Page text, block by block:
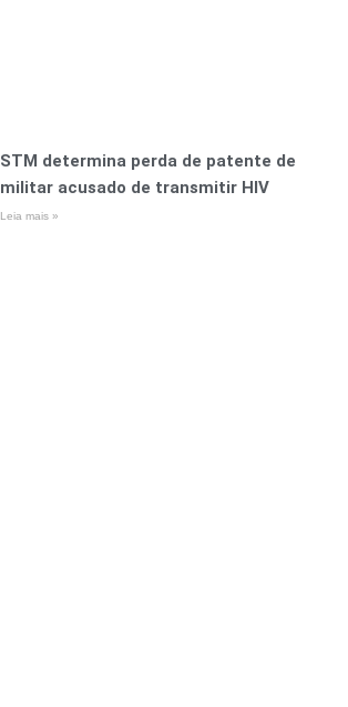
STM determina perda de patente de
militar acusado de transmitir HIV
Leia mais »